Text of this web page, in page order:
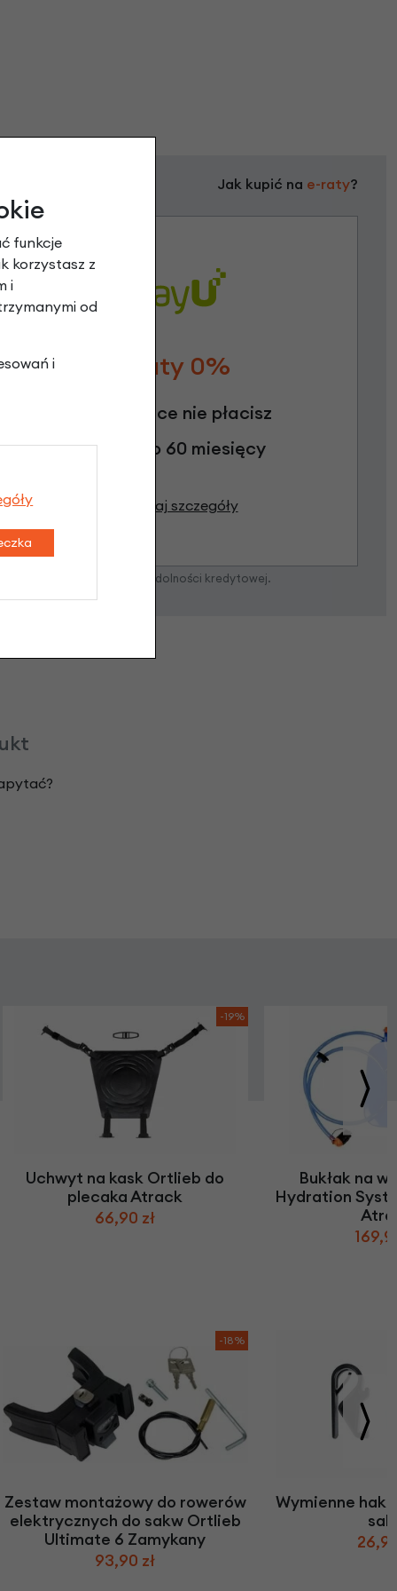
Jak kupić na e-raty?
Raty 0%
3 miesiące nie płacisz
Raty do 60 miesięcy
Poznaj szczegóły
podjęta po ocenie zdolności kredytowej.
-19%
Uchwyt na kask Ortlieb do
plecaka Atrack
66,90 zł
Bukłak na
Hydration
-18%
Zestaw montażowy do rowerów
elektrycznych do sakw Ortlieb
Ultimate 6 Zamykany
93,90 zł
Wymienne haki
funkcje
korzystasz z
i
od
i